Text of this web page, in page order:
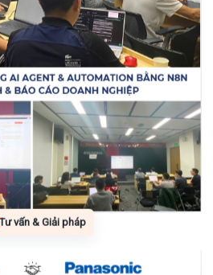
Tư vấn & Giải pháp